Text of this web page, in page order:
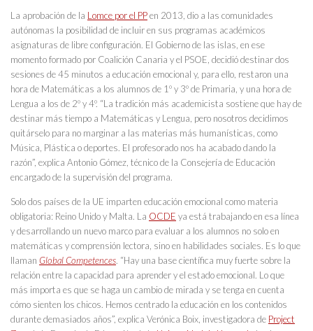
La aprobación de la Lomce por el PPen 2013, dio a las comunidades
autónomas la posibilidad de incluir en sus programas académicos
asignaturas de libre configuración. El Gobierno de las islas, en ese
momento formado por Coalición Canaria y el PSOE, decidió destinar dos
sesiones de 45 minutos a educación emocional y, para ello, restaron una
hora de Matemáticas a los alumnos de 1º y 3º de Primaria, y una hora de
Lengua a los de 2º y 4º. “La tradición más academicista sostiene que hay de
destinar más tiempo a Matemáticas y Lengua, pero nosotros decidimos
quitárselo para no marginar a las materias más humanísticas, como
Música, Plástica o deportes. El profesorado nos ha acabado dando la
razón”, explica Antonio Gómez, técnico de la Consejería de Educación
encargado de la supervisión del programa.
Solo dos países de la UE imparten educación emocional como materia
obligatoria: Reino Unido y Malta. La OCDE ya está trabajando en esa línea
y desarrollando un nuevo marco para evaluar a los alumnos no solo en
matemáticas y comprensión lectora, sino en habilidades sociales. Es lo que
llaman Global Competences. “Hay una base científica muy fuerte sobre la
relación entre la capacidad para aprender y el estado emocional. Lo que
más importa es que se haga un cambio de mirada y se tenga en cuenta
cómo sienten los chicos. Hemos centrado la educación en los contenidos
durante demasiados años”, explica Verónica Boix, investigadora de Project